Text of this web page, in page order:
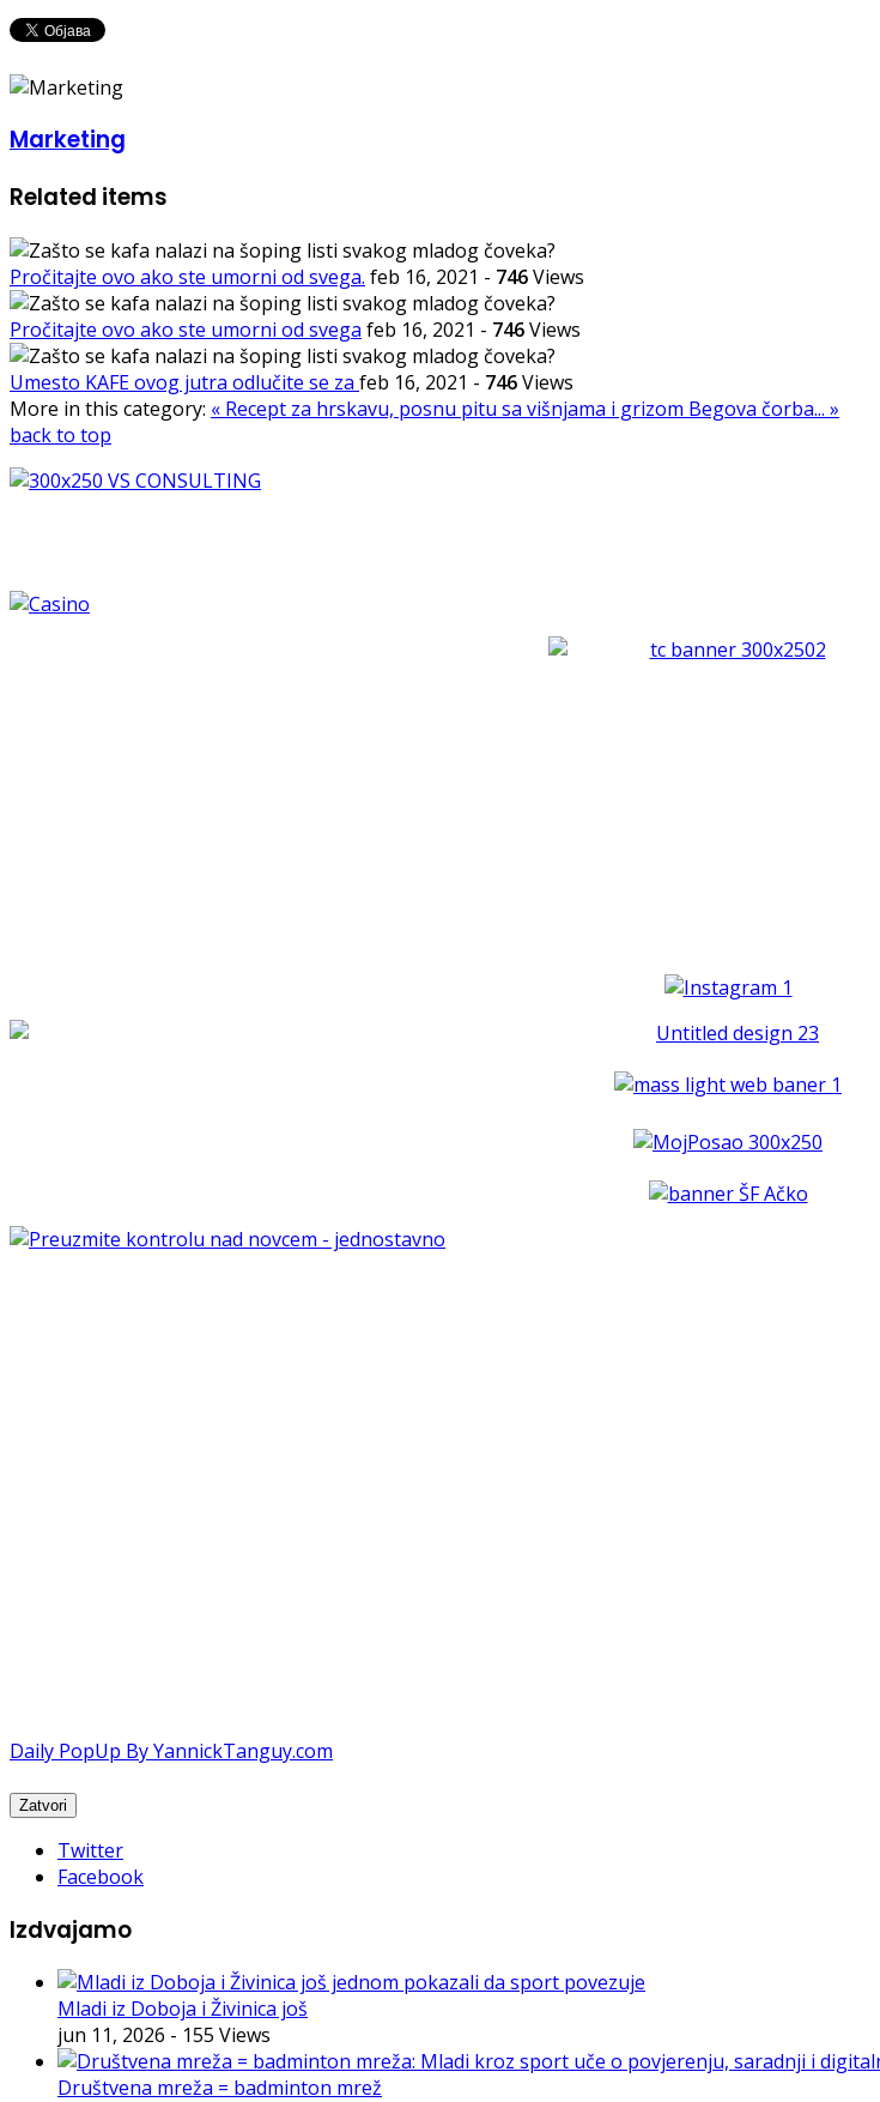
Marketing
Related items
Pročitajte ovo ako ste umorni od svega. feb 16, 2021 - 746Views
Pročitajte ovo ako ste umorni od svega feb 16, 2021 - 746Views
Umesto KAFE ovog jutra odlučite se za feb 16, 2021 - 746Views
More in this category: « Recept za hrskavu, posnu pitu sa višnjama i grizom Begova čorba... »
back to top
Daily PopUp By YannickTanguy.com
Twitter
Facebook
Izdvajamo
Mladi iz Doboja i Živinica još
jun 11, 2026 - 155 Views
Društvena mreža = badminton mrež